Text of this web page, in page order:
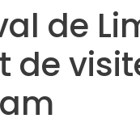
de
de